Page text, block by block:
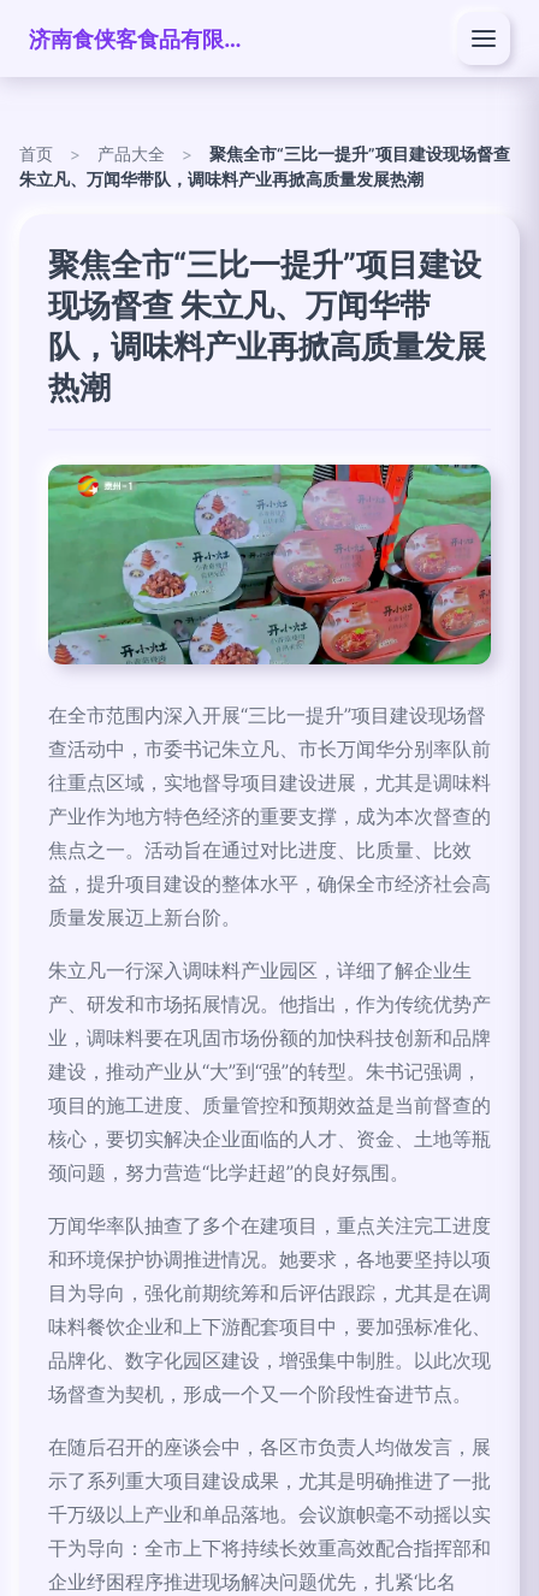
济南食侠客食品有限公司
首页 > 产品大全 >
聚焦全市“三比一提升”项目建设现场督查
朱立凡、万闻华带队，调味料产业再掀高质量发展热潮
聚焦全市“三比一提升”项目建设
现场督查 朱立凡、万闻华带
队，调味料产业再掀高质量发展
热潮
在全市范围内深入开展“三比一提升”项目建设现场督
查活动中，市委书记朱立凡、市长万闻华分别率队前
往重点区域，实地督导项目建设进展，尤其是调味料
产业作为地方特色经济的重要支撑，成为本次督查的
焦点之一。活动旨在通过对比进度、比质量、比效
益，提升项目建设的整体水平，确保全市经济社会高
质量发展迈上新台阶。
朱立凡一行深入调味料产业园区，详细了解企业生
产、研发和市场拓展情况。他指出，作为传统优势产
业，调味料要在巩固市场份额的加快科技创新和品牌
建设，推动产业从“大”到“强”的转型。朱书记强调，
项目的施工进度、质量管控和预期效益是当前督查的
核心，要切实解决企业面临的人才、资金、土地等瓶
颈问题，努力营造“比学赶超”的良好氛围。
万闻华率队抽查了多个在建项目，重点关注完工进度
和环境保护协调推进情况。她要求，各地要坚持以项
目为导向，强化前期统筹和后评估跟踪，尤其是在调
味料餐饮企业和上下游配套项目中，要加强标准化、
品牌化、数字化园区建设，增强集中制胜。以此次现
场督查为契机，形成一个又一个阶段性奋进节点。
在随后召开的座谈会中，各区市负责人均做发言，展
示了系列重大项目建设成果，尤其是明确推进了一批
千万级以上产业和单品落地。会议旗帜毫不动摇以实
干为导向：全市上下将持续长效重高效配合指挥部和
企业纾困程序推进现场解决问题优先，扎紧‘比名